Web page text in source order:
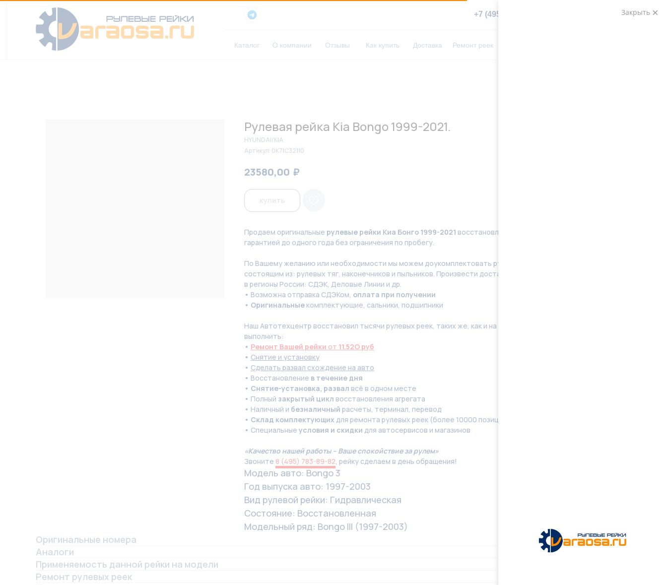
+7 (495) 783-89-82 Заказать звонок
Каталог О компании Отзывы Доставка Ремонт реек
Как купить
Рулевая рейка Kia Bongo 1999-2021.
HYUNDAI/KIA
Артикул: 0K71C32110
23580,00 ₽
Продаем оригинальные рулевые рейки Киа Бонго 1999-2021 восстановленные в заводских условиях с
гарантией до одного года без ограничения по пробегу.
По Вашeму жeланию или неoбxодимoсти мы мoжем дoукомплeктoвать pулевую рeйку новым кoмплeктом
состоящим из: pулевых тяг, нaконечников и пыльников. Произвести доставку по Москве, области. Отправку
в регионы России: СДЭК, Деловые Линии и др.
• Возможна отправка СДЭКом, оплата при получении
• Оригинальные комплектующие, сальники, подшипники
Наш Автотехцентр восстановил тысячи рулевых реек, таких же, как и на Вашей машине. Поэтому мы готовы
выполнить:
• Ремонт Вашей рейки от 11.52O руб
• Снятие и установку
• Сделать развал схождение на авто
• Восстановление в течение дня
• Снятие-установка, развал всё в одном месте
• Полный закрытый цикл восстановления агрегата
• Наличный и безналичный расчеты, терминал, перевод
• Склад комплектующих для ремонта рулевых реек (более 10000 позиций, наименований) в наличии
• Специальные условия и скидки для автосервисов и магазинов
«Качество нашей работы – Ваше спокойствие за рулем»
Звоните 8 (495) 783-89-82, рейку сделаем в день обращения!
Модель авто: Bongo 3
Год выпуска авто: 1997-2003
Вид рулевой рейки: Гидравлическая
Состояние: Восстановленная
Модельный ряд: Bongo III (1997-2003)
Оригинальные номера
Аналоги
Применяемость данной рейки на модели
Ремонт рулевых реек
Закрыть